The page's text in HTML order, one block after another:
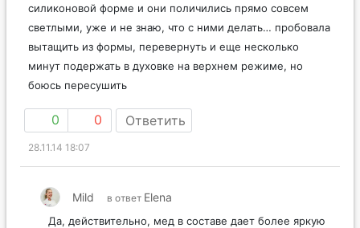
силиконовой форме и они поличились прямо совсем
светлыми, уже и не знаю, что с ними делать… пробовала
вытащить из формы, перевернуть и еще несколько
минут подержать в духовке на верхнем режиме, но
боюсь пересушить
0 0 Ответить
28.11.14 18:07
Mild в ответ Elena
Да, действительно, мед в составе дает более яркую